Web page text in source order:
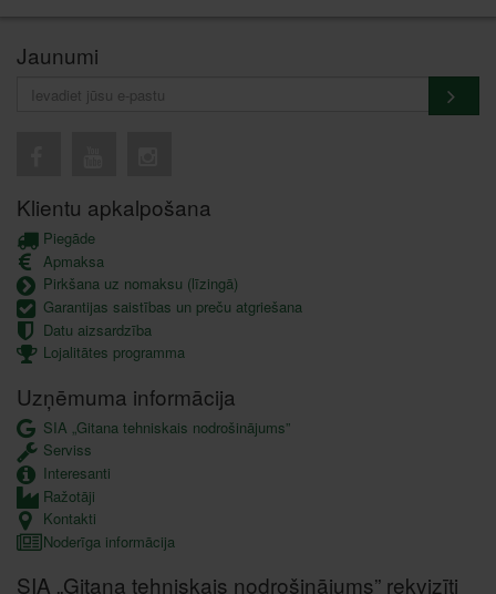
Jaunumi
Klientu apkalpošana
Piegāde
Apmaksa
Pirkšana uz nomaksu (līzingā)
Garantijas saistības un preču atgriešana
Datu aizsardzība
Lojalitātes programma
Uzņēmuma informācija
SIA „Gitana tehniskais nodrošinājums”
Serviss
Interesanti
Ražotāji
Kontakti
Noderīga informācija
SIA „Gitana tehniskais nodrošinājums” rekvizīti